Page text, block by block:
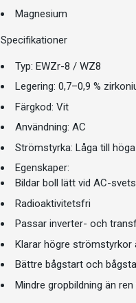
Magnesium
Specifikationer
Typ: EWZr-8 / WZ8
Legering: 0,7–0,9 %
Färgkod: Vit
Användning: AC
Strömstyrka: Låga till
Egenskaper:
Bildar boll lätt vid AC-
Radioaktivitetsfri
Passar inverter- och
Klarar högre strömstyrkor
Bättre bågstart och
Mindre gropbildning än